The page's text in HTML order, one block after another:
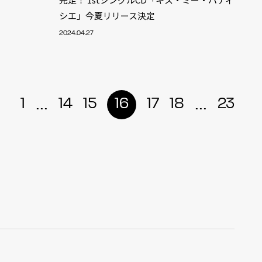
シエ」今夏リリース決定
2024.04.27
1 ... 14 15 16 17 18 ... 23